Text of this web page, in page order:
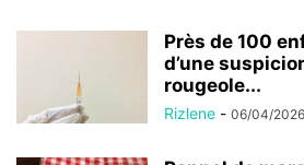
Près de 100
d’une
rougeole...
Rizlene - 06/04/2026